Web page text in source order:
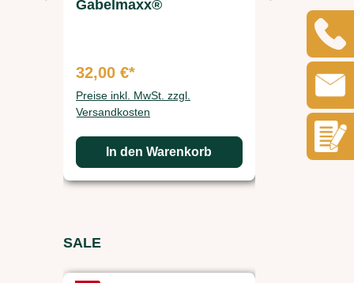
Gabelmaxx®
32,00 €*
Preise inkl. MwSt. zzgl.
Versandkosten
In den Warenkorb
23,90 €*
Preise inkl.
In
Produktgalerie überspringen
SALE